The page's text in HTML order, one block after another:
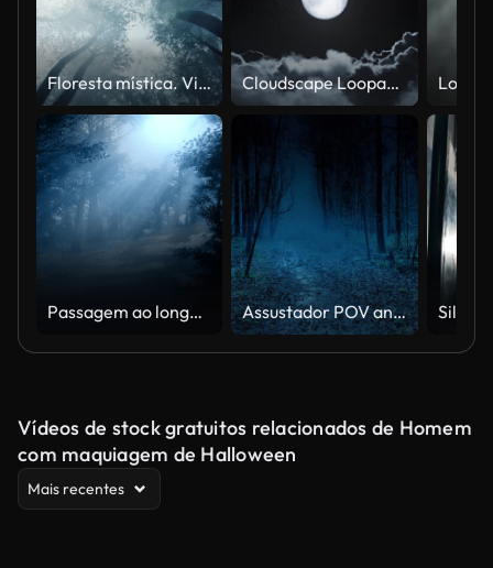
Floresta mística. Vista das Copas da parte inferior. Cloudscape Loopable - Voando em direção à lua - Fundo de nuvem - céu noturno, lua cheia e estrelas
Passagem ao longo do caminho em um luar em uma floresta à noite Assustador POV andando em bosques escuros e assustadores
Vídeos de stock gratuitos relacionados de Homem
com maquiagem de Halloween
Mais recentes